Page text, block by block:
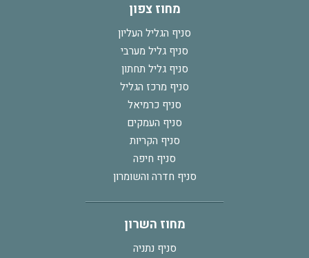
מחוז צפון
סניף הגליל העליון
סניף גליל מערבי
סניף גליל תחתון
סניף מרכז הגליל
סניף כרמיאל
סניף העמקים
סניף הקריות
סניף חיפה
סניף חדרה והשומרון
מחוז השרון
סניף נתניה